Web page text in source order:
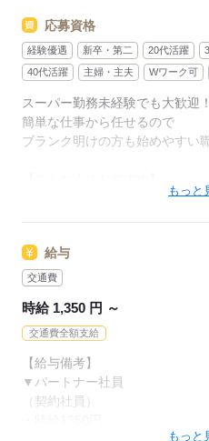
部門は面接時に相談OK！
まずはお気軽にご応募ください♪
応募
応募資格
経験優遇 新卒・第二 20代活躍
40代活躍
主婦・主夫 Wワーク可
スーパー勤務未経験でも大歓迎！
簡単な仕事から任せるので
ブランク明けの方も始めやすい
・黙々と作業をしたいタイプ
【こんな人が活躍中】
・主婦（夫）、フリーター
契約社員でもWワークOKに！
・オーケーと他社の勤務時間の
合計が週40時間以下の場合
・競合スーパーは不可
もっと
給与
交通費
時給 1,350 円 ～
交通費全額支給
【給与備考】
▼パートナー社員
（契約社員）
もっと